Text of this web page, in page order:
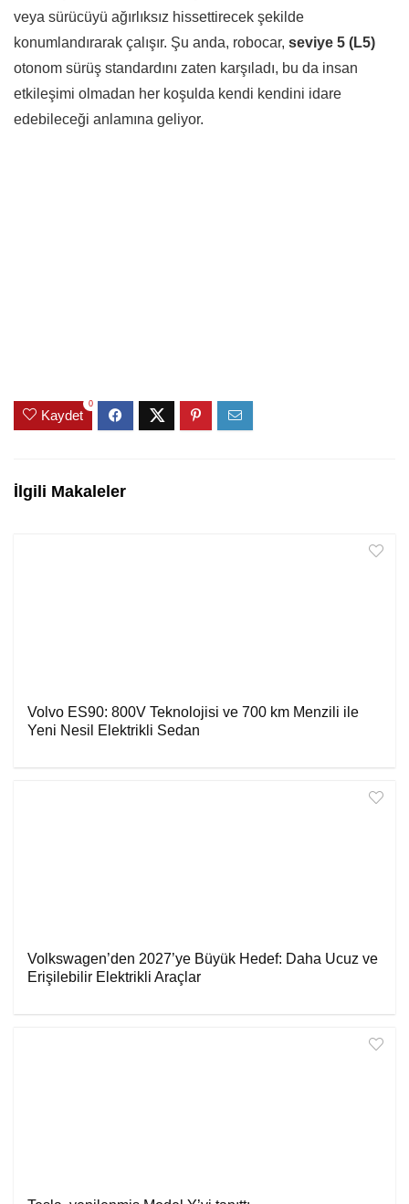
veya sürücüyü ağırlıksız hissettirecek şekilde
konumlandırarak çalışır. Şu anda, robocar, seviye 5 (L5)
otonom sürüş standardını zaten karşıladı, bu da insan
etkileşimi olmadan her koşulda kendi kendini idare
edebileceği anlamına geliyor.
Kaydet
0
İlgili Makaleler
Volvo ES90: 800V Teknolojisi ve 700 km Menzili ile
Yeni Nesil Elektrikli Sedan
Volkswagen’den 2027’ye Büyük Hedef: Daha Ucuz ve
Erişilebilir Elektrikli Araçlar